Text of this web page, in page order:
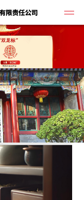
党建
媒体
人才
学习